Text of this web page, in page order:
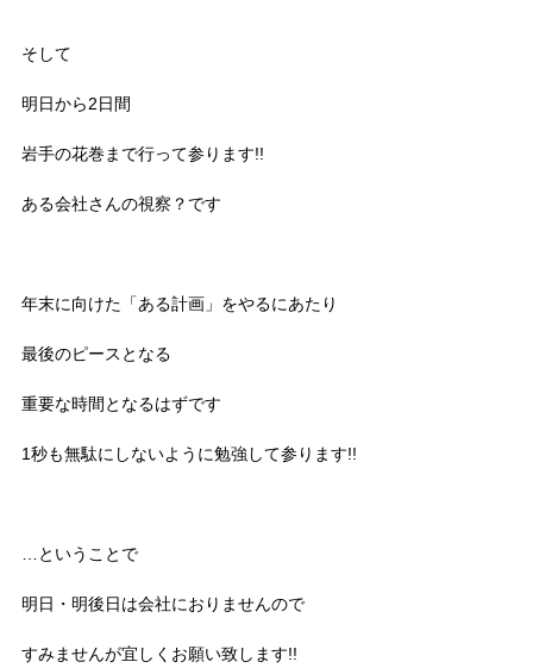
そして
明日から2日間
岩手の花巻まで行って参ります!!
ある会社さんの視察？です
年末に向けた「ある計画」をやるにあたり
最後のピースとなる
重要な時間となるはずです
1秒も無駄にしないように勉強して参ります!!
…ということで
明日・明後日は会社におりませんので
すみませんが宜しくお願い致します!!